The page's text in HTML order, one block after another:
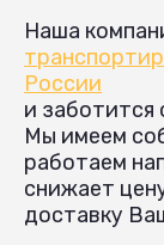
Наша
России
и заботится
Мы имеем
работаем
снижает
доставку